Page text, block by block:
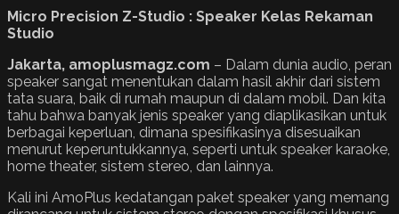
Micro Precision Z-Studio : Speaker Kelas Rekaman
Studio
Jakarta, amoplusmagz.com – Dalam dunia audio, peran
speaker sangat menentukan dalam hasil akhir dari sistem
tata suara, baik di rumah maupun di dalam mobil. Dan kita
tahu bahwa banyak jenis speaker yang diaplikasikan untuk
berbagai keperluan, dimana spesifikasinya disesuaikan
menurut keperuntukkannya, seperti untuk speaker karaoke,
home theater, sistem stereo, dan lainnya.
Kali ini AmoPlus kedatangan paket speaker yang memang